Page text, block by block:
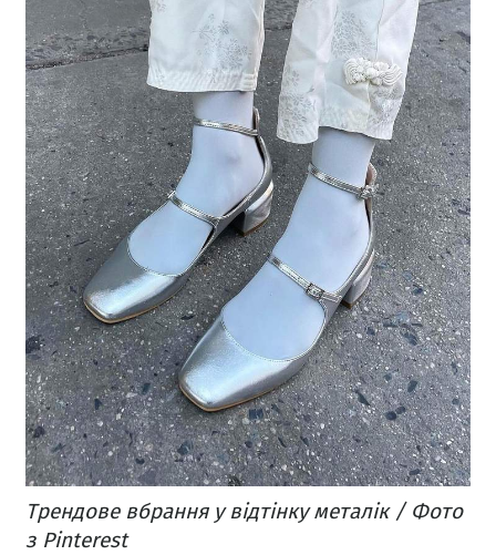
Трендове вбрання у відтінку металік / Фото
з Pinterest